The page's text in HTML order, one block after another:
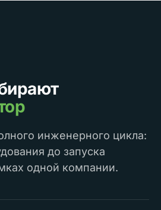
инженерного цикла:
до запуска
одной компании.